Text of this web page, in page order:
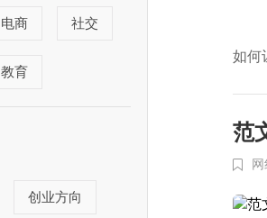
电商 社交
教育
创业方向
如何
范